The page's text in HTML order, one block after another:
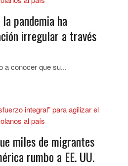
pandemia ha
irregular a través
a conocer que su...
miles de migrantes
rumbo a EE. UU.